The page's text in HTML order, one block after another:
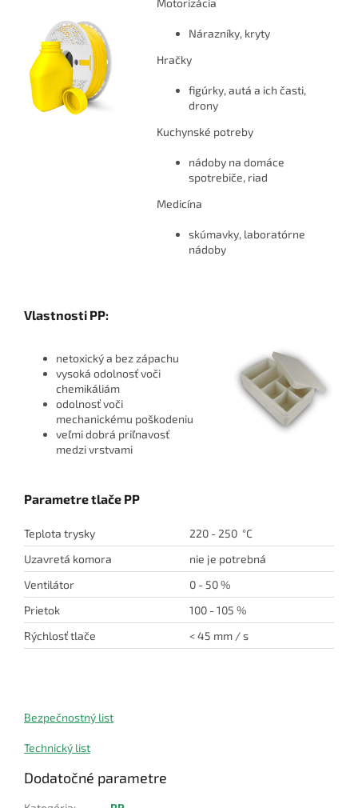
Motorizácia
Nárazníky, kryty
Hračky
figúrky, autá a ich časti,
drony
Kuchynské potreby
nádoby na domáce
spotrebiče, riad
Medicína
skúmavky, laboratórne
nádoby
Vlastnosti PP:
netoxický a bez zápachu
vysoká odolnosť voči
chemikáliám
odolnosť voči
mechanickému poškodeniu
veľmi dobrá priľnavosť
medzi vrstvami
Parametre tlače PP
Teplota trysky
220 - 250 °C
Uzavretá komora
nie je potrebná
Ventilátor
0 - 50 %
Prietok
100 - 105 %
Rýchlosť tlače
< 45 mm / s
Bezpečnostný list
Technický list
Dodatočné parametre